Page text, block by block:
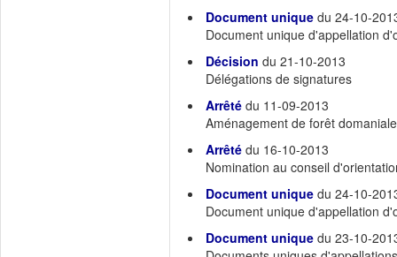
Document unique du 24-10-
Document unique d'appellation
Décision du 21-10-2013
Délégations de signatures
Arrêté du 11-09-2013
Aménagement de forêt domaniale
Arrêté du 16-10-2013
Nomination au conseil
Document unique du 24-10-
Document unique d'appellation
Document unique du 23-10-